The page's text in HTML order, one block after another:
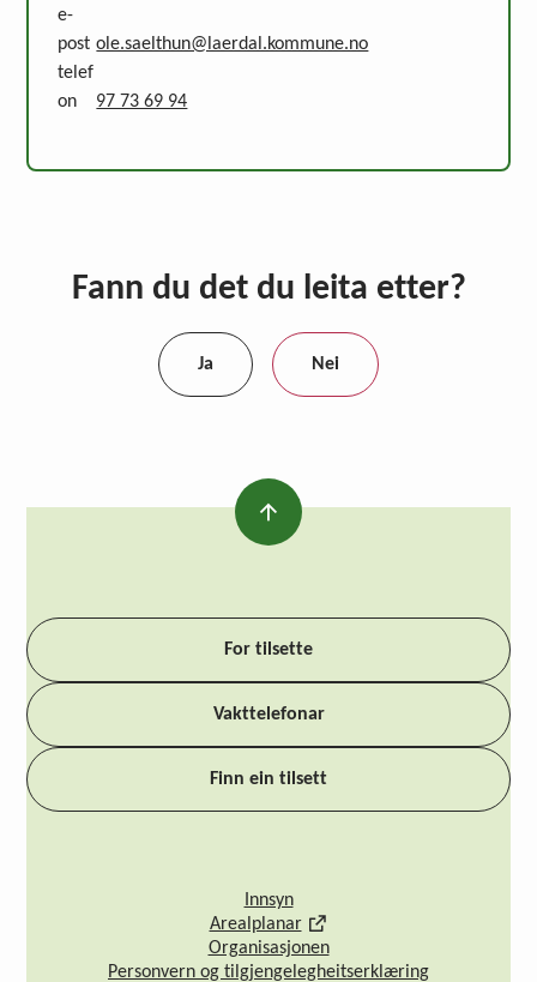
e-
post ole.saelthun@laerdal.kommune.no
telef
on
97 73 69 94
Fann du det du leita etter?
Ja Nei
For tilsette
Vakttelefonar
Finn ein tilsett
Innsyn
Arealplanar
Organisasjonen
Personvern og tilgjengelegheitserklæring